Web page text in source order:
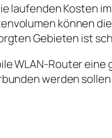
laufenden Kosten
können
Gebieten ist
WLAN‑Router
werden